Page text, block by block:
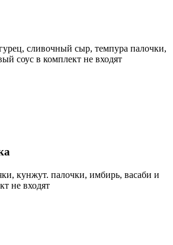
сливочный сыр, темпура палочки,
соус в комплект не входят
кунжут. палочки, имбирь, васаби и
не входят